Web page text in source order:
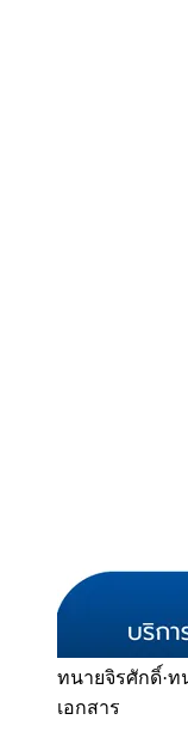
ทนายจิรศักดิ์·ท
เอกสาร